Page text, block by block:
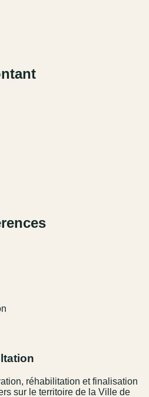
réhabilitation et finalisation
sur le territoire de la Ville de